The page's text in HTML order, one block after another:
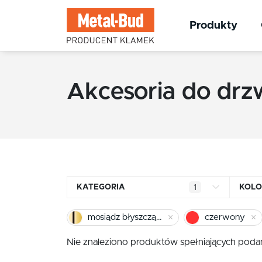
Produkty
Akcesoria do
KATEGORIA 1
Klamki kwadratowe
mosiądz błyszczący czerwony
Nie znaleziono produktów spełniających